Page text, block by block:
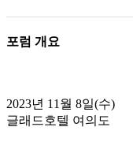
니다.
포럼 개요
2023년 11월 8일(수)
글래드호텔 여의도